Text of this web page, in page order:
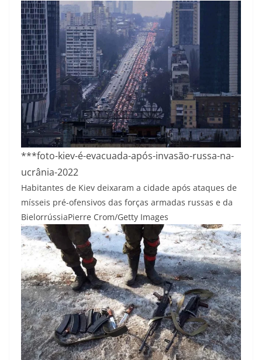
***foto-kiev-é-evacuada-após-invasão-russa-na-
ucrânia-2022
Habitantes de Kiev deixaram a cidade após ataques de
mísseis pré-ofensivos das forças armadas russas e da
BielorrússiaPierre Crom/Getty Images